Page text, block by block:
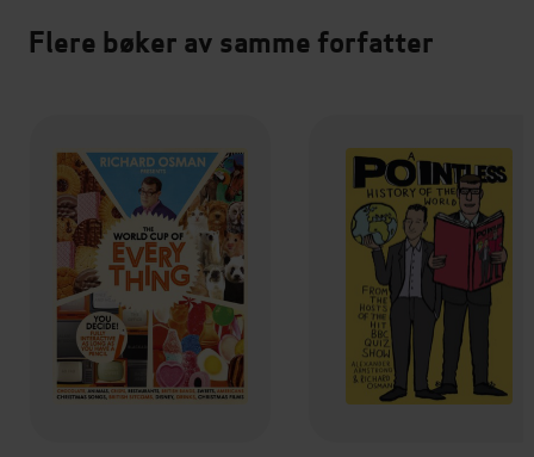
Flere bøker av samme forfatter